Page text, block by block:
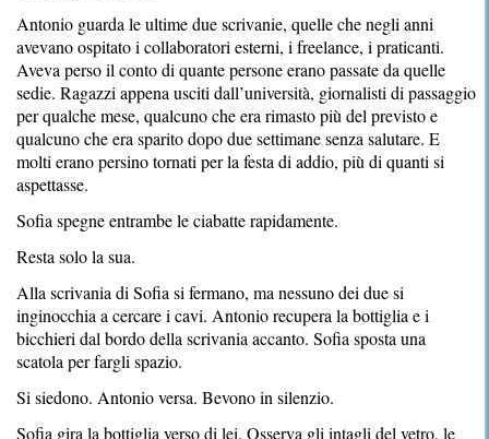
Antonio guarda le ultime due scrivanie, quelle che negli anni
avevano ospitato i collaboratori esterni, i freelance, i praticanti.
Aveva perso il conto di quante persone erano passate da quelle
sedie. Ragazzi appena usciti dall’università, giornalisti di passaggio
per qualche mese, qualcuno che era rimasto più del previsto e
qualcuno che era sparito dopo due settimane senza salutare. E
molti erano persino tornati per la festa di addio, più di quanti si
aspettasse.
Sofia spegne entrambe le ciabatte rapidamente.
Resta solo la sua.
Alla scrivania di Sofia si fermano, ma nessuno dei due si
inginocchia a cercare i cavi. Antonio recupera la bottiglia e i
bicchieri dal bordo della scrivania accanto. Sofia sposta una
scatola per fargli spazio.
Si siedono. Antonio versa. Bevono in silenzio.
Sofia gira la bottiglia verso di lei. Osserva gli intagli del vetro, le